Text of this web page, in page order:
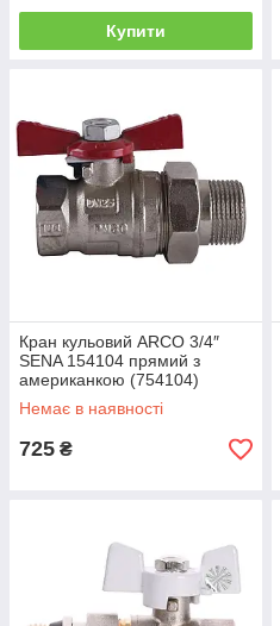
Купити
Кран кульовий ARCO 3/4″
SENA 154104 прямий з
американкою (754104)
Немає в наявності
725 ₴